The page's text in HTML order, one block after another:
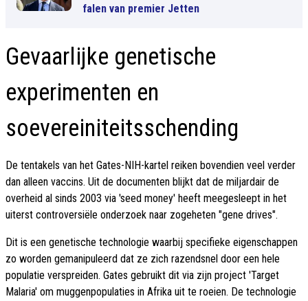
falen van premier Jetten
Gevaarlijke genetische
experimenten en
soevereiniteitsschending
De tentakels van het Gates-NIH-kartel reiken bovendien veel verder
dan alleen vaccins. Uit de documenten blijkt dat de miljardair de
overheid al sinds 2003 via 'seed money' heeft meegesleept in het
uiterst controversiële onderzoek naar zogeheten "gene drives".
Dit is een genetische technologie waarbij specifieke eigenschappen
zo worden gemanipuleerd dat ze zich razendsnel door een hele
populatie verspreiden. Gates gebruikt dit via zijn project 'Target
Malaria' om muggenpopulaties in Afrika uit te roeien. De technologie